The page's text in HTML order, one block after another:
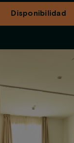
Disponibilidad